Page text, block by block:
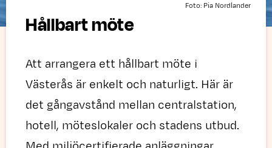
Foto: Pia Nordlander
Hållbart möte
Att arrangera ett hållbart möte i
Västerås är enkelt och naturligt. Här är
det gångavstånd mellan centralstation,
hotell, möteslokaler och stadens utbud.